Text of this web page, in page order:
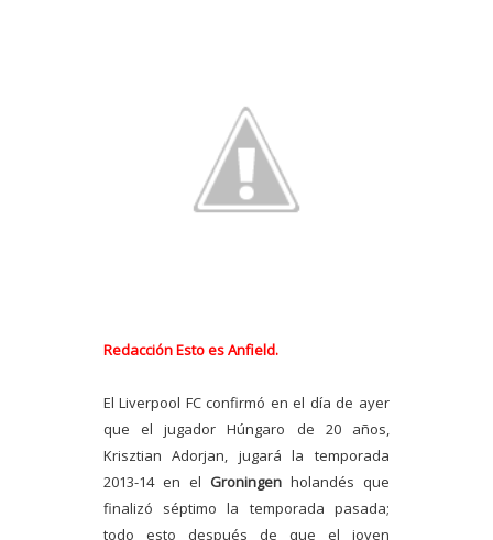
Redacción Esto es Anfield.
El Liverpool FC confirmó en el día de ayer
que el jugador Húngaro de 20 años,
Krisztian Adorjan, jugará la temporada
2013-14 en el Groningenholandés que
finalizó séptimo la temporada pasada;
todo esto después de que el joven